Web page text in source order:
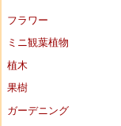
フラワー
ミニ観葉植物
植木
果樹
ガーデニング